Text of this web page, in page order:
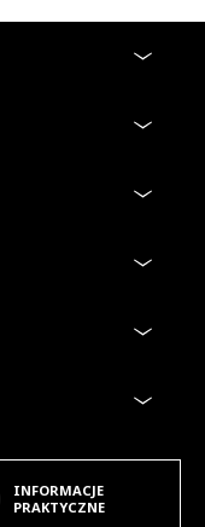
INFORMACJE
PRAKTYCZNE